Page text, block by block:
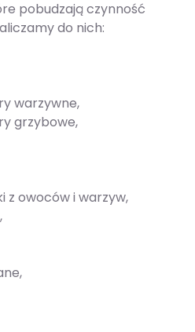
pobudzają czynność
do nich:
warzywne,
grzybowe,
z owoców i warzyw,